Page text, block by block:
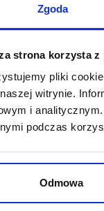
Zgoda
strona korzysta
pliki
witrynie.
i
podczas
Odmowa
z historią i styl
będą m.in.
torebki oraz
SECOND
czy
który opiera się
dla innych forma
stylizacje,
zdobyły ubrania
Mody w Focus
będzie pokaz
Kostecka,